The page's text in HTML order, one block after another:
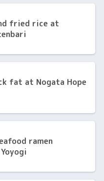
fried rice at
fat at Nogata Hope
ramen